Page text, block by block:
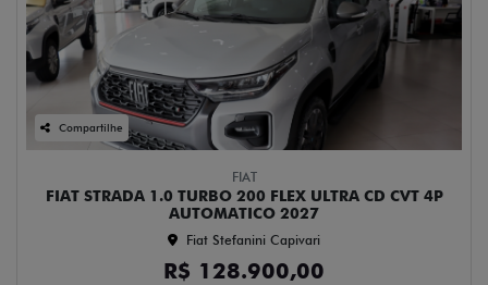
Compartilhe
FIAT
FIAT STRADA 1.0 TURBO 200 FLEX ULTRA CD CVT 4P
AUTOMATICO 2027
Fiat Stefanini Capivari
R$ 128.900,00